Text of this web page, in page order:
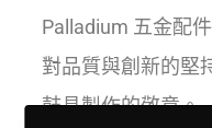
Palladium 五金配
對品質與創新的堅
鼓具製作的敬意。